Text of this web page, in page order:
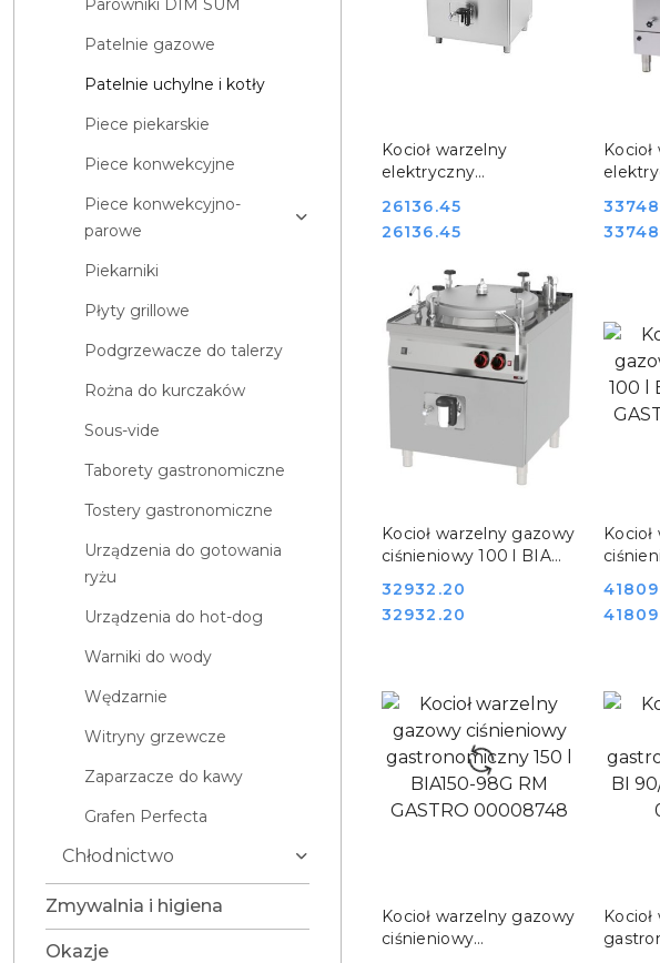
Parowniki DIM SUM
Patelnie gazowe
Patelnie uchylne i kotły
Piece piekarskie
Piece konwekcyjne
Piece konwekcyjno-
parowe
Piekarniki
Płyty grillowe
Podgrzewacze do talerzy
Rożna do kurczaków
Sous-vide
Taborety gastronomiczne
Tostery gastronomiczne
Urządzenia do gotowania
ryżu
Urządzenia do hot-dog
Warniki do wody
Wędzarnie
Witryny grzewcze
Zaparzacze do kawy
Grafen Perfecta
Chłodnictwo
Zmywalnia i higiena
Okazje
Kocioł warzelny
elektryczny
90/150E REDFOX
00008758
Cena:
26136.45
Cena:
26136.45
DO KOSZYKA
BI150-
Cena:
Cena:
Kocioł warzelny gazowy
ciśnieniowy 100 l BIA
00008753
Cena:
32932.20
Cena:
32932.20
DO KOSZYKA
Cena:
Cena:
Kocioł warzelny gazowy
ciśnieniowy
DO KOSZYKA